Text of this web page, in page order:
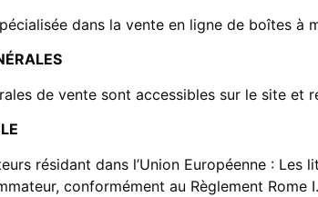
dans la vente en ligne de boîtes à
de vente sont accessibles sur le site et
résidant dans l’Union Européenne :
conformément au Règlement